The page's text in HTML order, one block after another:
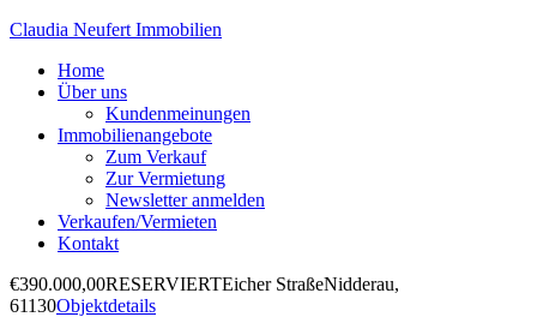
Claudia Neufert Immobilien
Home
Über uns
Kundenmeinungen
Immobilienangebote
Zum Verkauf
Zur Vermietung
Newsletter anmelden
Verkaufen/Vermieten
Kontakt
€390.000,00RESERVIERTEicher StraßeNidderau,
61130Objektdetails